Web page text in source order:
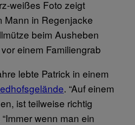
lebte Patrick in einem
. “Auf einem
ist teilweise richtig
wenn man ein